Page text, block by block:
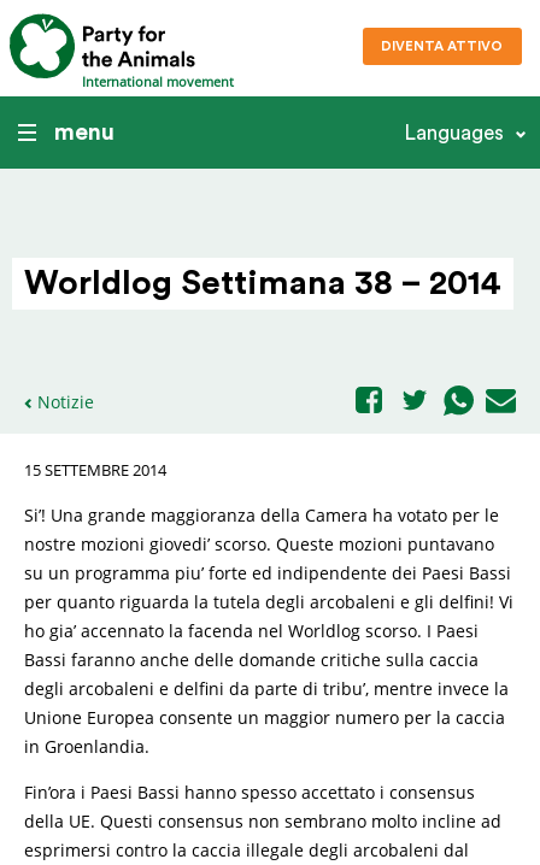
International movement
DIVENTA ATTIVO
menu Languages
Worldlog Settimana 38 – 2014
Notizie
15 SETTEMBRE 2014
Si’! Una grande maggioranza della Camera ha votato per le
nostre mozioni giovedi’ scorso. Queste mozioni puntavano
su un programma piu’ forte ed indipendente dei Paesi Bassi
per quanto riguarda la tutela degli arcobaleni e gli delfini! Vi
ho gia’ accennato la facenda nel Worldlog scorso. I Paesi
Bassi faranno anche delle domande critiche sulla caccia
degli arcobaleni e delfini da parte di tribu’, mentre invece la
Unione Europea consente un maggior numero per la caccia
in Groenlandia.
Fin’ora i Paesi Bassi hanno spesso accettato i consensus
della UE. Questi consensus non sembrano molto incline ad
esprimersi contro la caccia illegale degli arcobaleni dal